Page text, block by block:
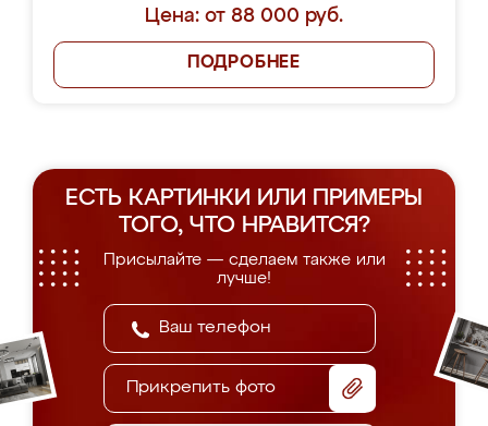
Цена: от 88 000 руб.
ПОДРОБНЕЕ
ЕСТЬ КАРТИНКИ ИЛИ ПРИМЕРЫ
ТОГО, ЧТО НРАВИТСЯ?
Присылайте — сделаем также или
лучше!
Прикрепить фото